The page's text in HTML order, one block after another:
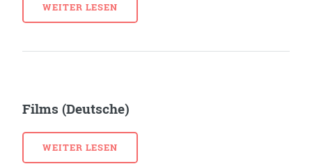
WEITER LESEN
Films (Deutsche)
WEITER LESEN